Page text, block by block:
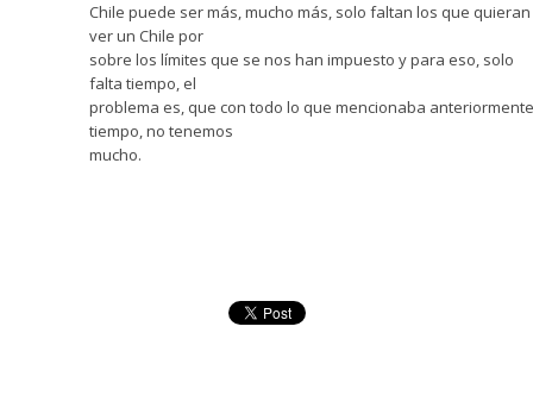
Chile puede ser más, mucho más, solo faltan los que quieran
ver un Chile por
sobre los límites que se nos han impuesto y para eso, solo
falta tiempo, el
problema es, que con todo lo que mencionaba
tiempo, no tenemos
mucho.